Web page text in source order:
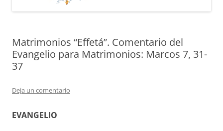
Matrimonios “Effetá”. Comentario del
Evangelio para Matrimonios: Marcos 7, 31-
37
Deja un comentario
EVANGELIO